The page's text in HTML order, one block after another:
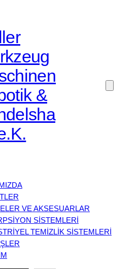
&
VE AKSESUARLAR
SİSTEMLERİ
TEMİZLİK SİSTEMLERİ